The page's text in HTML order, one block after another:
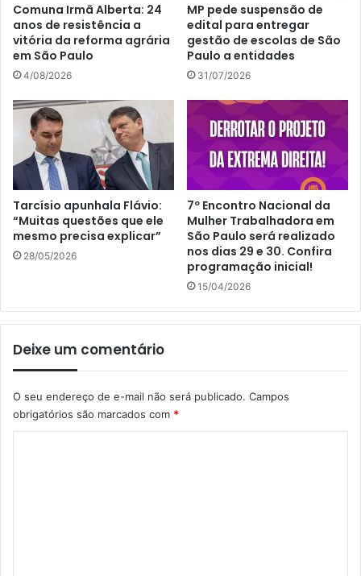
Comuna Irmã Alberta: 24
anos de resistência a
vitória da reforma agrária
em São Paulo
4/08/2026
MP pede suspensão de
edital para entregar
gestão de escolas de São
Paulo a entidades
31/07/2026
Tarcísio apunhala Flávio:
“Muitas questões que ele
mesmo precisa explicar”
28/05/2026
7º Encontro Nacional da
Mulher Trabalhadora em
São Paulo será realizado
nos dias 29 e 30. Confira
programação inicial!
15/04/2026
Deixe um comentário
O seu endereço de e-mail não será publicado. Campos
obrigatórios são marcados com *